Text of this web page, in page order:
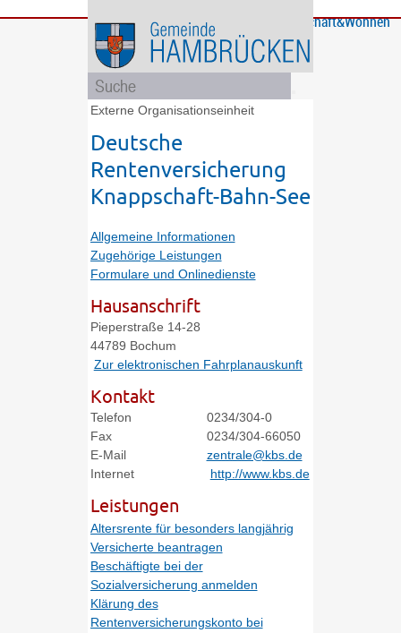
Bürgerservice
GemeindeBildung
und
Soziales
Rathaus
und
Politik
Wirtschaft&Wohnen
Externe Organisationseinheit
Deutsche
Rentenversicherung
Knappschaft-Bahn-See
Allgemeine Informationen
Zugehörige Leistungen
Formulare und Onlinedienste
Hausanschrift
Pieperstraße 14-28
44789 Bochum
Zur elektronischen Fahrplanauskunft
Kontakt
Telefon
0234/304-0
Fax
0234/304-66050
E-Mail
zentrale@kbs.de
Internet
http://www.kbs.de
Leistungen
Altersrente für besonders langjährig
Versicherte beantragen
Beschäftigte bei der
Sozialversicherung anmelden
Klärung des
Rentenversicherungskonto bei